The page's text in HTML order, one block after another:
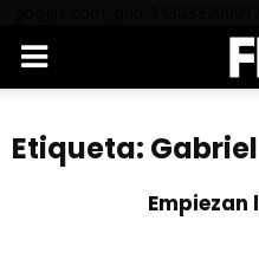
Etiqueta: